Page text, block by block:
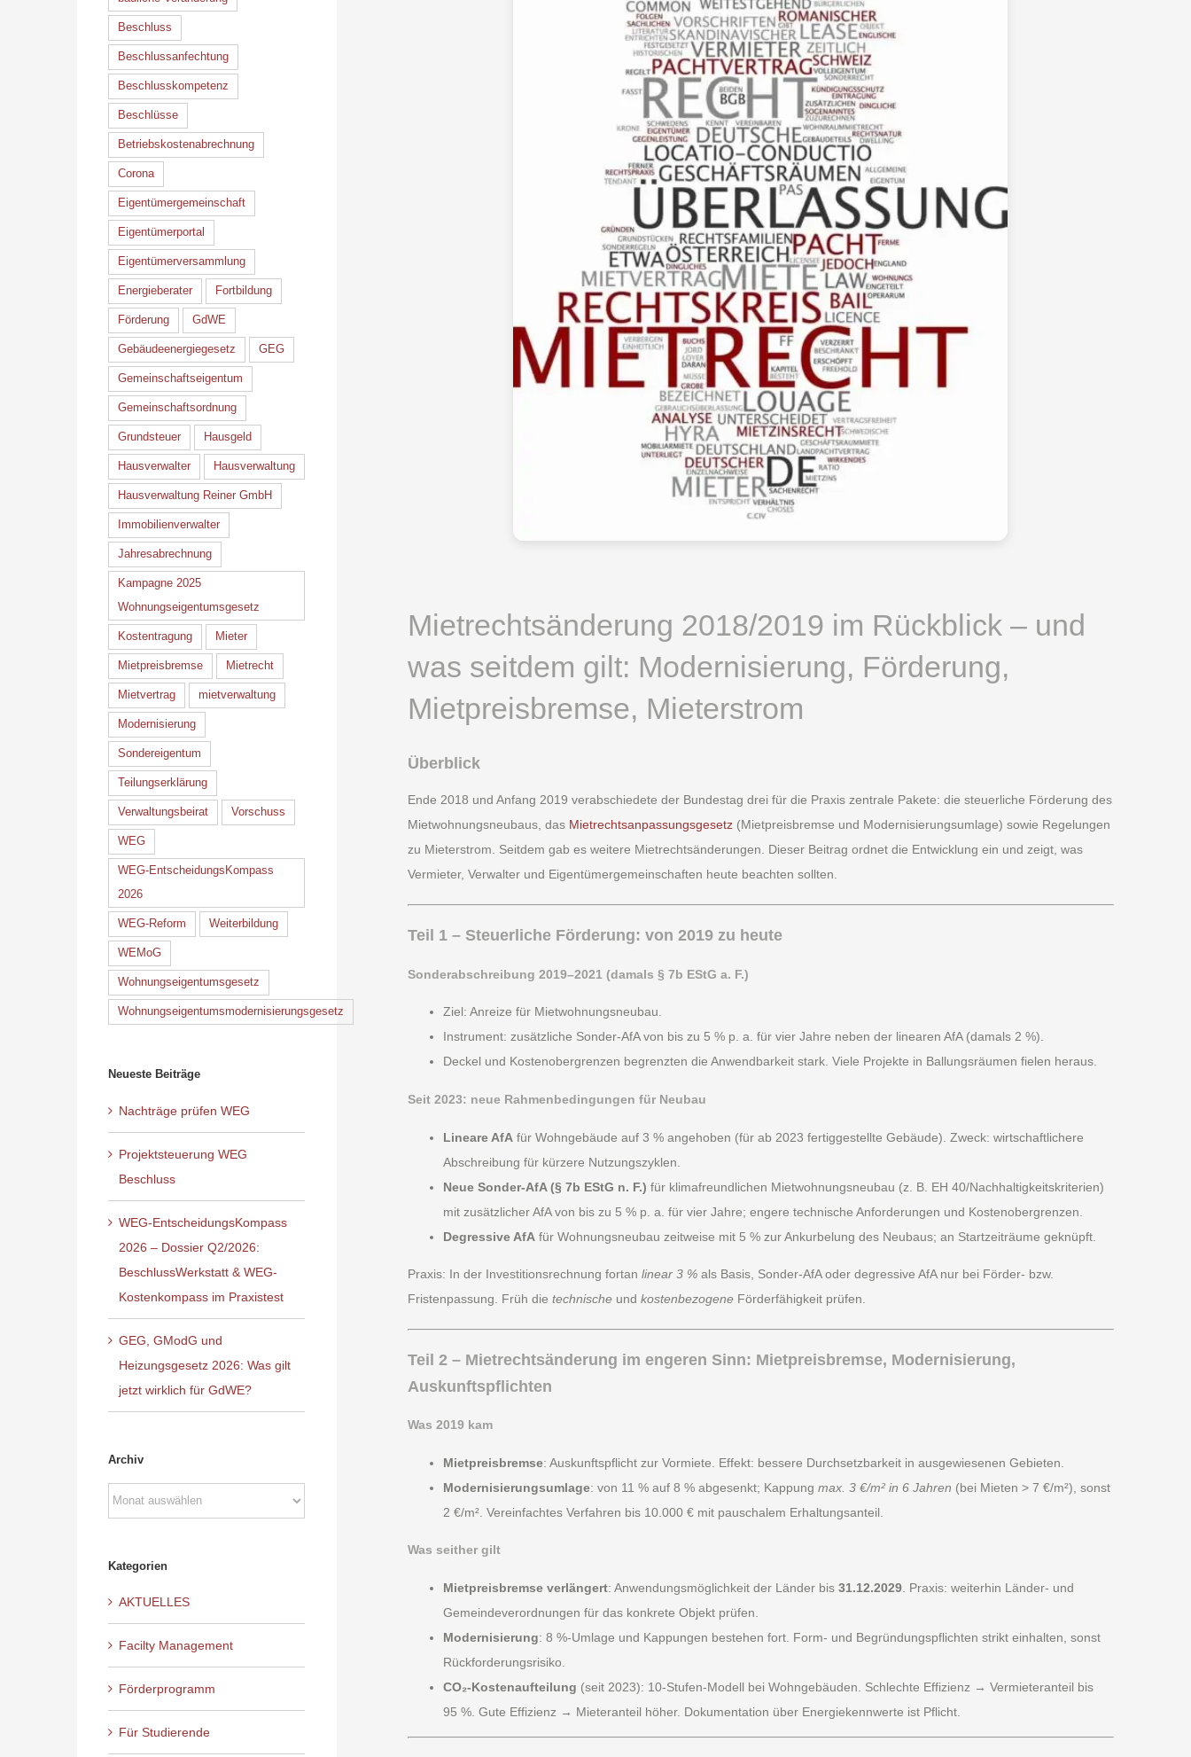
Mietrechtsänderung 2018/2019 im Rückblick – und
was seitdem gilt: Modernisierung, Förderung,
Mietpreisbremse, Mieterstrom
Überblick
Ende 2018 und Anfang 2019 verabschiedete der Bundestag drei für die Praxis zentrale Pakete: die steuerliche Förderung des
Mietwohnungsneubaus, das Mietrechtsanpassungsgesetz(Mietpreisbremse und Modernisierungsumlage) sowie Regelungen
zu Mieterstrom. Seitdem gab es weitere Mietrechtsänderungen. Dieser Beitrag ordnet die Entwicklung ein und zeigt, was
Vermieter, Verwalter und Eigentümergemeinschaften heute beachten sollten.
Teil 1 – Steuerliche Förderung: von 2019 zu heute
Sonderabschreibung 2019–2021 (damals § 7b EStG a. F.)
Ziel: Anreize für Mietwohnungsneubau.
Instrument: zusätzliche Sonder-AfA von bis zu 5 % p. a. für vier Jahre neben der linearen AfA (damals 2 %).
Deckel und Kostenobergrenzen begrenzten die Anwendbarkeit stark. Viele Projekte in Ballungsräumen fielen heraus.
Seit 2023: neue Rahmenbedingungen für Neubau
Lineare AfAfür Wohngebäude auf 3 % angehoben (für ab 2023 fertiggestellte Gebäude). Zweck: wirtschaftlichere
Abschreibung für kürzere Nutzungszyklen.
Neue Sonder-AfA (§ 7b EStG n. F.) für klimafreundlichen Mietwohnungsneubau (z. B. EH 40/Nachhaltigkeitskriterien)
mit zusätzlicher AfA von bis zu 5 % p. a. für vier Jahre; engere technische Anforderungen und Kostenobergrenzen.
Degressive AfAfür Wohnungsneubau zeitweise mit 5 % zur Ankurbelung des Neubaus; an Startzeiträume geknüpft.
Praxis: In der Investitionsrechnung fortan linear 3 %als Basis, Sonder-AfA oder degressive AfA nur bei Förder- bzw.
Fristenpassung. Früh die technischeund kostenbezogeneFörderfähigkeit prüfen.
Teil 2 – Mietrechtsänderung im engeren Sinn: Mietpreisbremse, Modernisierung,
Auskunftspflichten
Was 2019 kam
Mietpreisbremse: Auskunftspflicht zur Vormiete. Effekt: bessere Durchsetzbarkeit in ausgewiesenen Gebieten.
Modernisierungsumlage: von 11 % auf 8 % abgesenkt; Kappung max. 3 €/m² in 6 Jahren (bei Mieten > 7 €/m²), sonst
2 €/m². Vereinfachtes Verfahren bis 10.000 € mit pauschalem Erhaltungsanteil.
Was seither gilt
Mietpreisbremse verlängert: Anwendungsmöglichkeit der Länder bis 31.12.2029. Praxis: weiterhin Länder- und
Gemeindeverordnungen für das konkrete Objekt prüfen.
Modernisierung: 8 %-Umlage und Kappungen bestehen fort. Form- und Begründungspflichten strikt einhalten, sonst
Rückforderungsrisiko.
CO₂-Kostenaufteilung (seit 2023): 10-Stufen-Modell bei Wohngebäuden. Schlechte Effizienz → Vermieteranteil bis
95 %. Gute Effizienz → Mieteranteil höher. Dokumentation über Energiekennwerte ist Pflicht.
Beschluss
Beschlussanfechtung
Beschlusskompetenz
Beschlüsse
Betriebskostenabrechnung
Corona
Eigentümergemeinschaft
Eigentümerportal
Eigentümerversammlung
Energieberater Fortbildung
Förderung GdWE
Gebäudeenergiegesetz GEG
Gemeinschaftseigentum
Gemeinschaftsordnung
Grundsteuer Hausgeld
Hausverwalter Hausverwaltung
Hausverwaltung Reiner GmbH
Immobilienverwalter
Jahresabrechnung
Kampagne 2025
Wohnungseigentumsgesetz
Kostentragung Mieter
Mietpreisbremse Mietrecht
Mietvertrag mietverwaltung
Modernisierung
Sondereigentum
Teilungserklärung
Verwaltungsbeirat Vorschuss
WEG
WEG-EntscheidungsKompass
2026
WEG-Reform Weiterbildung
WEMoG
Wohnungseigentumsgesetz
Wohnungseigentumsmodernisierungsgesetz
Neueste Beiträge
Nachträge prüfen WEG
Projektsteuerung WEG
Beschluss
WEG-EntscheidungsKompass
2026 – Dossier Q2/2026:
BeschlussWerkstatt & WEG-
Kostenkompass im Praxistest
GEG, GModG und
Heizungsgesetz 2026: Was gilt
jetzt wirklich für GdWE?
Archiv
Archiv
Kategorien
AKTUELLES
Facilty Management
Förderprogramm
Für Studierende